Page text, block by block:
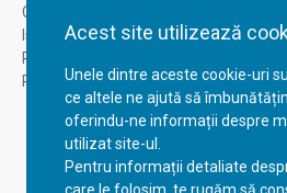
Acest site utilizează
Unele dintre aceste cookie-uri
ce altele ne ajută să
oferindu-ne informații despre
utilizat site-ul.
Pentru informații detaliate
Contul meu
Istoric comenzi
Recuperare parola
Returnare produs